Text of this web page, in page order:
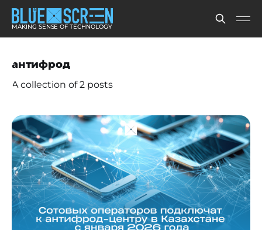
MAKING SENSE OF TECHNOLOGY
антифрод
A collection of 2 posts